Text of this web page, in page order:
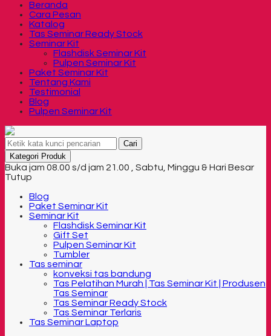
Beranda
Cara Pesan
Katalog
Tas Seminar Ready Stock
Seminar Kit
Flashdisk Seminar Kit
Pulpen Seminar Kit
Paket Seminar Kit
Tentang Kami
Testimonial
Blog
Pulpen Seminar Kit
Cari
Kategori Produk
Buka jam 08.00 s/d jam 21.00 , Sabtu, Minggu & Hari Besar
Tutup
Blog
Paket Seminar Kit
Seminar Kit
Flashdisk Seminar Kit
Gift Set
Pulpen Seminar Kit
Tumbler
Tas seminar
konveksi tas bandung
Tas Pelatihan Murah | Tas Seminar Kit | Produsen
Tas Seminar
Tas Seminar Ready Stock
Tas Seminar Terlaris
Tas Seminar Laptop